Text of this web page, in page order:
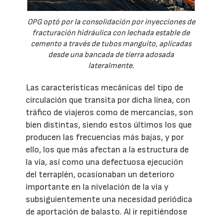
OPG optó por la consolidación por inyecciones de
fracturación hidráulica con lechada estable de
cemento a través de tubos manguito, aplicadas
desde una bancada de tierra adosada
lateralmente.
Las características mecánicas del tipo de
circulación que transita por dicha línea, con
tráfico de viajeros como de mercancías, son
bien distintas, siendo estos últimos los que
producen las frecuencias más bajas, y por
ello, los que más afectan a la estructura de
la vía, así como una defectuosa ejecución
del terraplén, ocasionaban un deterioro
importante en la nivelación de la vía y
subsiguientemente una necesidad periódica
de aportación de balasto. Al ir repitiéndose